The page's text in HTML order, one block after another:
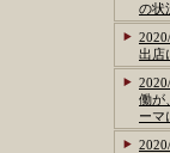
の状
出店
働が
ーマ